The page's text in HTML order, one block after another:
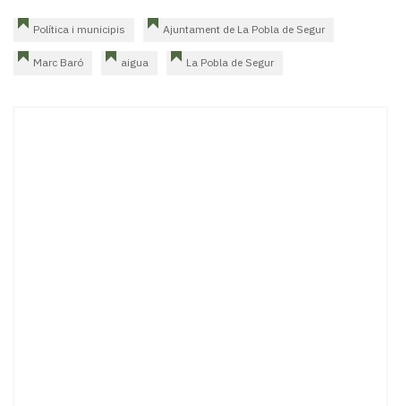
Política i municipis Ajuntament de La Pobla de Segur
Marc Baró aigua La Pobla de Segur